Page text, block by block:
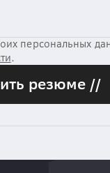
персональных
.
резюме //